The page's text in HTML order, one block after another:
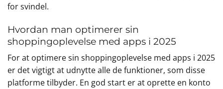
for svindel.
Hvordan man optimerer sin
shoppingoplevelse med apps i 2025
For at optimere sin shoppingoplevelse med apps i 2025
er det vigtigt at udnytte alle de funktioner, som disse
platforme tilbyder. En god start er at oprette en konto